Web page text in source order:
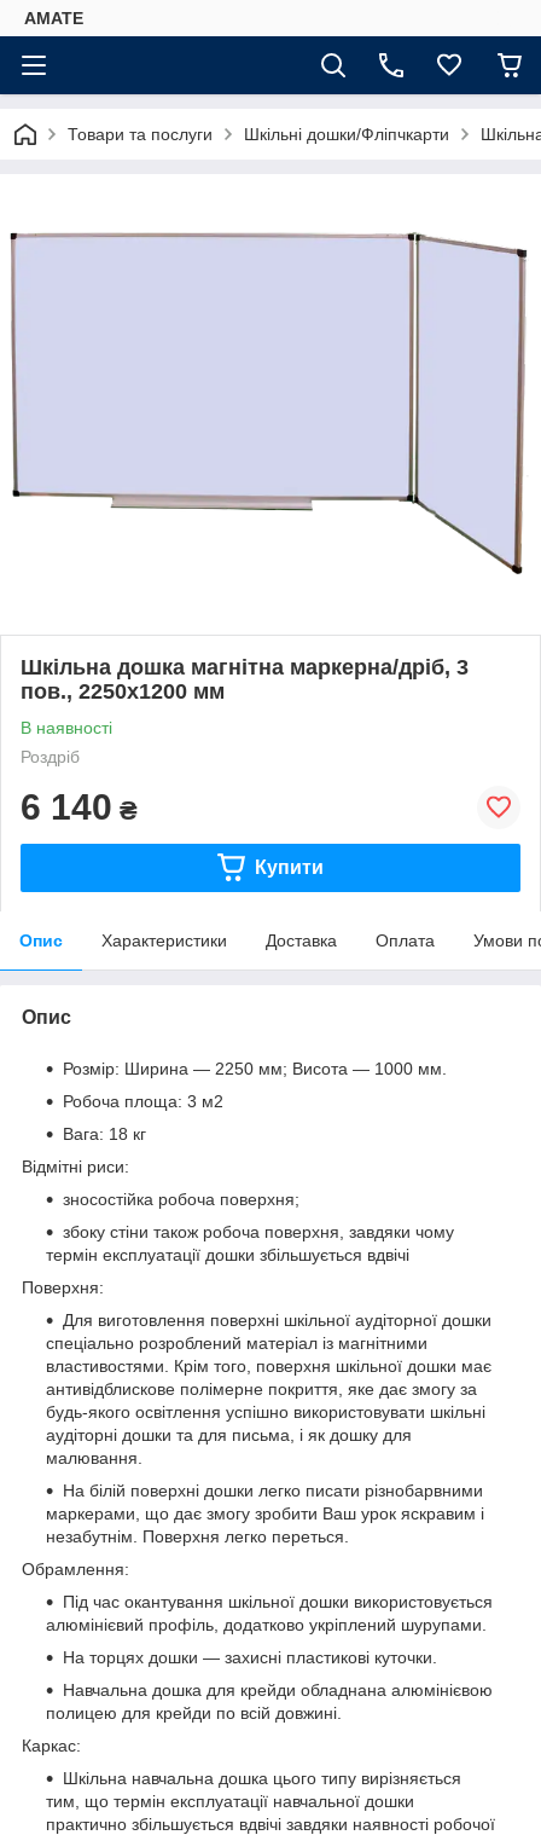
AMATE
Товари та послуги Шкільні дошки/Фліпчкарти
Шкільна дошка магнітна маркерна/дріб, 3
пов., 2250х1200 мм
В наявності
Роздріб
6 140 ₴
Купити
Опис Характеристики Доставка Оплата Умови
Опис
Розмір: Ширина — 2250 мм; Висота — 1000 мм.
Робоча площа: 3 м2
Вага: 18 кг
Відмітні риси:
зносостійка робоча поверхня;
збоку стіни також робоча поверхня, завдяки чому
термін експлуатації дошки збільшується вдвічі
Поверхня:
Для виготовлення поверхні шкільної аудіторної дошки
спеціально розроблений матеріал із магнітними
властивостями. Крім того, поверхня шкільної дошки має
антивідблискове полімерне покриття, яке дає змогу за
будь-якого освітлення успішно використовувати шкільні
аудіторні дошки та для письма, і як дошку для
малювання.
На білій поверхні дошки легко писати різнобарвними
маркерами, що дає змогу зробити Ваш урок яскравим і
незабутнім. Поверхня легко переться.
Обрамлення:
Під час окантування шкільної дошки використовується
алюмінієвий профіль, додатково укріплений шурупами.
На торцях дошки — захисні пластикові куточки.
Навчальна дошка для крейди обладнана алюмінієвою
полицею для крейди по всій довжині.
Каркас:
Шкільна навчальна дошка цього типу вирізняється
тим, що термін експлуатації навчальної дошки
практично збільшується вдвічі завдяки наявності робочої